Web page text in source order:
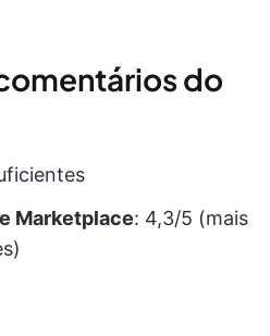
do
Marketplace: 4,3/5 (mais